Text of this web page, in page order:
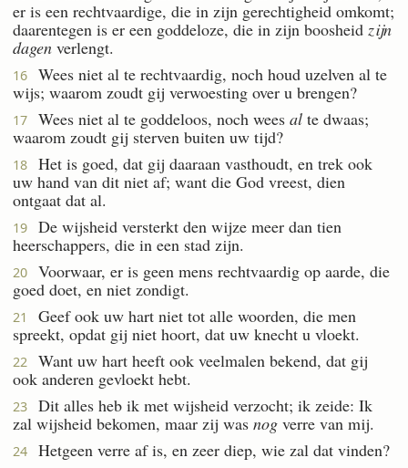
er is een rechtvaardige, die in zijn gerechtigheid omkomt;
daarentegen is er een goddeloze, die in zijn boosheid zijn
dagen verlengt.
16
Wees niet al te rechtvaardig, noch houd uzelven al te
wijs; waarom zoudt gij verwoesting over u brengen?
17 Wees niet al te goddeloos, noch wees al te dwaas;
waarom zoudt gij sterven buiten uw tijd?
18
Het is goed, dat gij daaraan vasthoudt, en trek ook
uw hand van dit niet af; want die God vreest, dien
ontgaat dat al.
19
De wijsheid versterkt den wijze meer dan tien
heerschappers, die in een stad zijn.
20
Voorwaar, er is geen mens rechtvaardig op aarde, die
goed doet, en niet zondigt.
21
Geef ook uw hart niet tot alle woorden, die men
spreekt, opdat gij niet hoort, dat uw knecht u vloekt.
22
Want uw hart heeft ook veelmalen bekend, dat gij
ook anderen gevloekt hebt.
23
Dit alles heb ik met wijsheid verzocht; ik zeide: Ik
zal wijsheid bekomen, maar zij was nog verre van mij.
24 Hetgeen verre af is, en zeer diep, wie zal dat vinden?